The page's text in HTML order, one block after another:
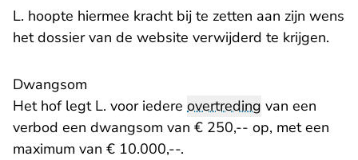
L. hoopte hiermee kracht bij te zetten aan zijn wens
het dossier van de website verwijderd te krijgen.
Dwangsom
Het hof legt L. voor iedere overtreding van een
verbod een dwangsom van € 250,-- op, met een
maximum van € 10.000,--.